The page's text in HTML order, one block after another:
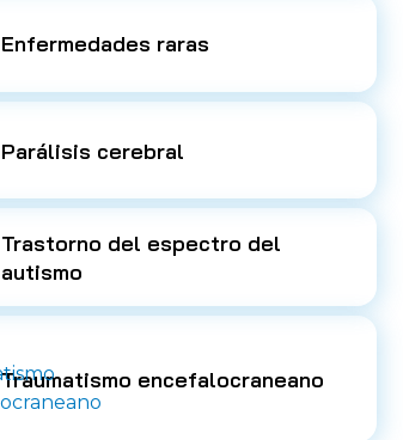
Enfermedades raras
Parálisis cerebral
Trastorno del espectro del
autismo
Traumatismo encefalocraneano